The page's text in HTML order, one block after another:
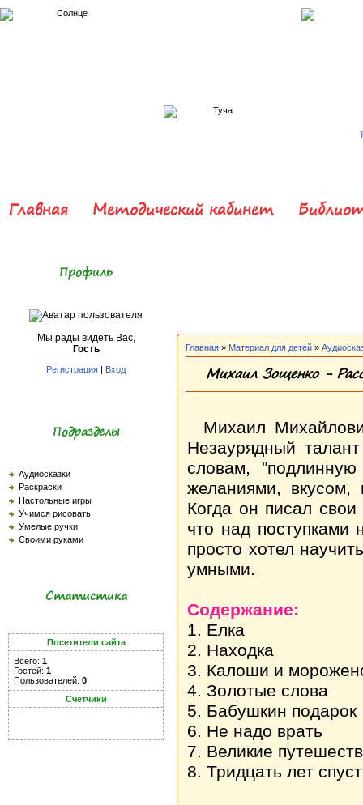
Главная Методический кабинет
Профиль
Мы рады видеть Вас,
Гость
Регистрация | Вход
Подразделы
Аудиосказки
Раскраски
Настольные игры
Учимся рисовать
Умелые ручки
Своими руками
Статистика
Посетители сайта
Всего: 1
Гостей: 1
Пользователей: 0
Счетчики
Главная » Материал для детей »
Михаил Зощенко -
Михаил
Незаурядный
словам,
желаниями, вкусом,
Когда он писал
что над поступками
просто хотел
умными.
Содержание:
1. Елка
2. Находка
3. Калоши и
4. Золотые слова
5. Бабушкин подарок
6. Не надо врать
7. Великие
8. Тридцать лет